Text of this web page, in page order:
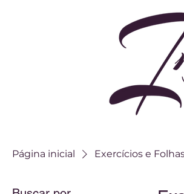
Página inicial Exercícios e